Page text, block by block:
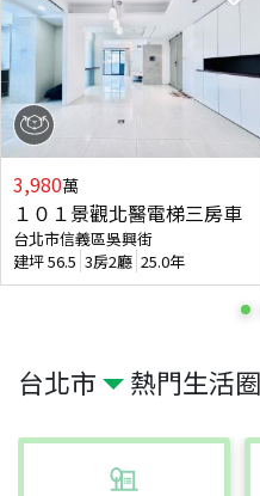
台北市 熱門生活圈
3,980萬
１０１景觀北醫電梯三房車
台北市信義區吳興街
建坪56.5 3房2廳 25.0年